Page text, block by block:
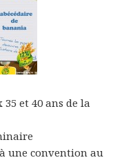
et 40 ans de la
une convention au